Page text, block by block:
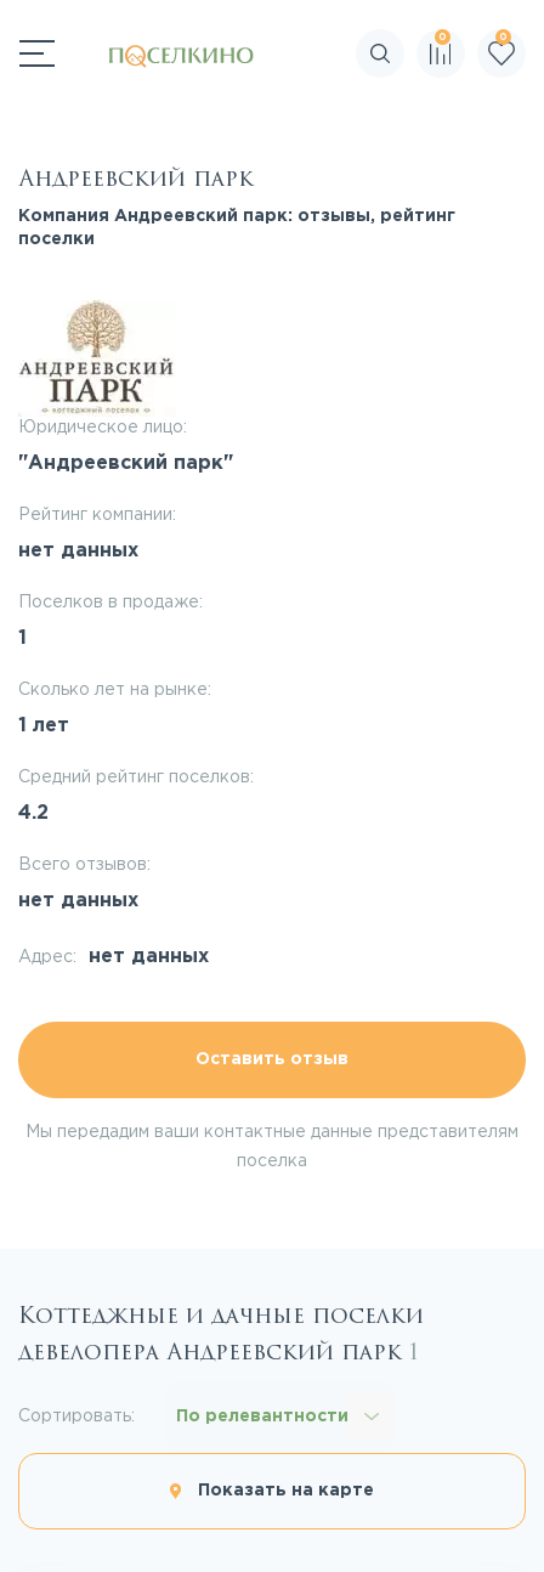
Поиск по сайту
0 0
Андреевский парк
Компания Андреевский парк: отзывы, рейтинг
поселки
Юридическое лицо:
"Андреевский парк"
Рейтинг компании:
нет данных
Поселков в продаже:
1
Сколько лет на рынке:
1 лет
Средний рейтинг поселков:
4.2
Всего отзывов:
нет данных
Адрес: нет данных
Оставить отзыв
Мы передадим ваши контактные данные представителям
поселка
Коттеджные и дачные поселки
девелопера Андреевский парк 1
Показать на карте
Сортировать: По релевантности